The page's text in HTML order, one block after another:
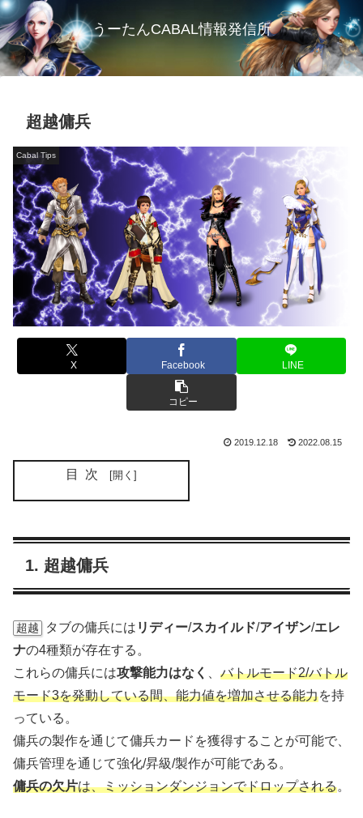
うーたんCABAL情報発信所
超越傭兵
Cabal Tips
X Facebook LINE
コピー
2019.12.18 2022.08.15
目次
1. 超越傭兵
超越 タブの傭兵には リディー/スカイルド/アイザン/エレ
ナの4種類が存在する。
これらの傭兵には攻撃能力はなく
バトルモード2/バトル
モード3を発動している間、能力値を増加させる能力を持
っている。
傭兵の製作を通じて傭兵カードを獲得することが可能で、
傭兵管理を通じて強化/昇級/製作が可能である。
傭兵の欠片は、ミッションダンジョンでドロップされる。